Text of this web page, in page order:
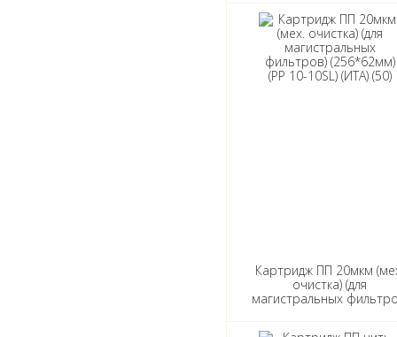
Картридж ПП 20мкм
очистка) (для
магистральных